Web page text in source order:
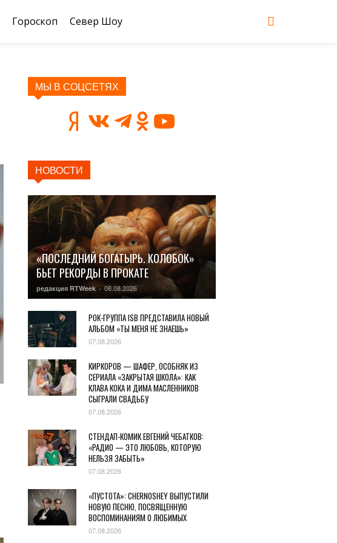
Гороскоп Север Шоу
МЫ В СОЦСЕТЯХ
НОВОСТИ
«ПОСЛЕДНИЙ БОГАТЫРЬ. КОЛОБОК»
БЬЕТ РЕКОРДЫ В ПРОКАТЕ
редакция RTWeek - 08.08.2026
РОК-ГРУППА ISB ПРЕДСТАВИЛА НОВЫЙ
АЛЬБОМ «ТЫ МЕНЯ НЕ ЗНАЕШЬ»
07.08.2026
КИРКОРОВ — ШАФЕР, ОСОБНЯК ИЗ
СЕРИАЛА «ЗАКРЫТАЯ ШКОЛА»: КАК
КЛАВА КОКА И ДИМА МАСЛЕННИКОВ
СЫГРАЛИ СВАДЬБУ
07.08.2026
СТЕНДАП-КОМИК ЕВГЕНИЙ ЧЕБАТКОВ:
«РАДИО — ЭТО ЛЮБОВЬ, КОТОРУЮ
НЕЛЬЗЯ ЗАБЫТЬ»
07.08.2026
«ПУСТОТА»: CHERNOSHEY ВЫПУСТИЛИ
НОВУЮ ПЕСНЮ, ПОСВЯЩЕННУЮ
ВОСПОМИНАНИЯМ О ЛЮБИМЫХ
07.08.2026